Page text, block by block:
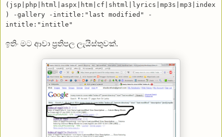
(jsp|php|html|aspx|htm|cf|shtml|lyrics|mp3s|mp3|index
) -gallery -intitle:"last modified" -
intitle:"intitle"
ඉතිං මට ආවා ප්‍රතිපල ලැයිස්තුවක්.